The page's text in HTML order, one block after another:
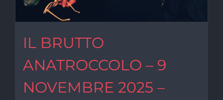
IL BRUTTO
ANATROCCOLO – 9
NOVEMBRE 2025 –